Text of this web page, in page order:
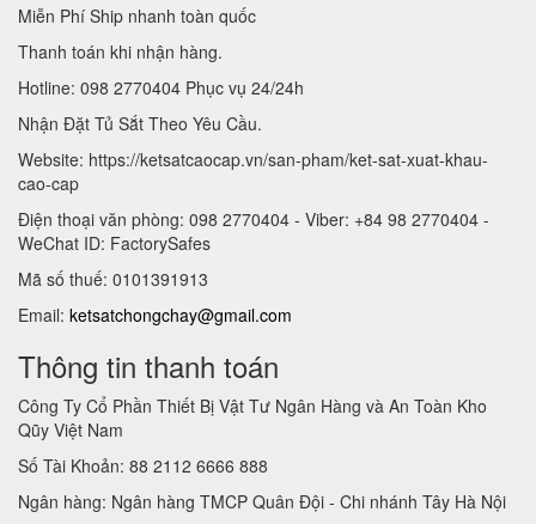
Miễn Phí Ship nhanh toàn quốc
Thanh toán khi nhận hàng.
Hotline: 098 2770404 Phục vụ 24/24h
Nhận Đặt Tủ Sắt Theo Yêu Cầu.
Website: https://ketsatcaocap.vn/san-pham/ket-sat-xuat-khau-
cao-cap
Điện thoại văn phòng: 098 2770404 - Viber: +84 98 2770404 -
WeChat ID: FactorySafes
Mã số thuế: 0101391913
Email: ketsatchongchay@gmail.com
Thông tin thanh toán
Công Ty Cổ Phần Thiết Bị Vật Tư Ngân Hàng và An Toàn Kho
Qũy Việt Nam
Số Tài Khoản: 88 2112 6666 888
Ngân hàng: Ngân hàng TMCP Quân Đội - Chi nhánh Tây Hà Nội